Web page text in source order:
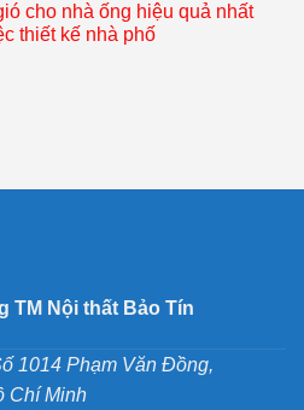
cho nhà ống hiệu quả nhất
thiết kế nhà phố
TM Nội thất Bảo Tín
1014 Phạm Văn Đồng,
Chí Minh